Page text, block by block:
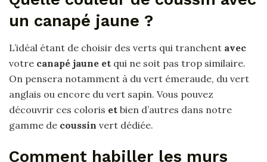
un canapé jaune ?
L’idéal étant de choisir des verts qui tranchent avec
votre canapé jaune et qui ne soit pas trop similaire.
On pensera notamment à du vert émeraude, du vert
anglais ou encore du vert sapin. Vous pouvez
découvrir ces coloris et bien d’autres dans notre
gamme de coussin vert dédiée.
Comment habiller les murs